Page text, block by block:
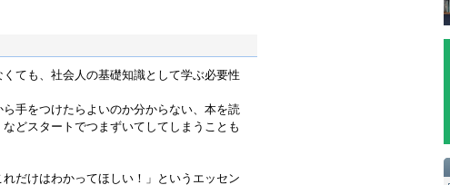
ても、社会人の基礎知識として学ぶ必要性
手をつけたらよいのか分からない、本を読
どスタートでつまずいてしてしまうことも
だけはわかってほしい！」というエッセン